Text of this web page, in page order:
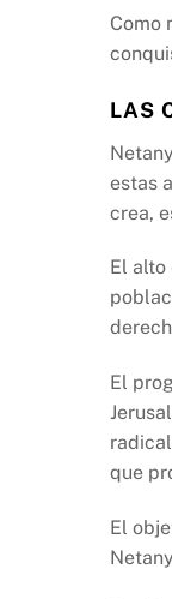
Como
LAS
estas
crea,
El alto
El
que
El